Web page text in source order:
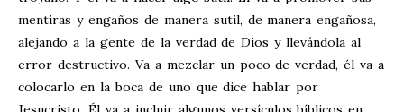
mentiras y engaños de manera sutil, de manera engañosa,
alejando a la gente de la verdad de Dios y llevándola al
error destructivo. Va a mezclar un poco de verdad, él va a
colocarlo en la boca de uno que dice hablar por